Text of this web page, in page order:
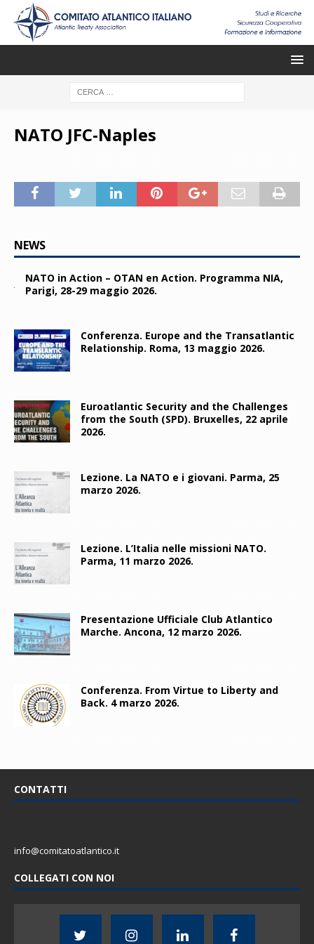
NATO JFC-Naples
NEWS
NATO in Action – OTAN en Action. Programma NIA,
Parigi, 28-29 maggio 2026.
Conferenza. Europe and the Transatlantic
Relationship. Roma, 13 maggio 2026.
Euroatlantic Security and the Challenges
from the South (SPD). Bruxelles, 22 aprile
2026.
Lezione. La NATO e i giovani. Parma, 25
marzo 2026.
Lezione. L’Italia nelle missioni NATO.
Parma, 11 marzo 2026.
Presentazione Ufficiale Club Atlantico
Marche. Ancona, 12 marzo 2026.
Conferenza. From Virtue to Liberty and
Back. 4 marzo 2026.
CONTATTI
info@comitatoatlantico.it
COLLEGATI CON NOI